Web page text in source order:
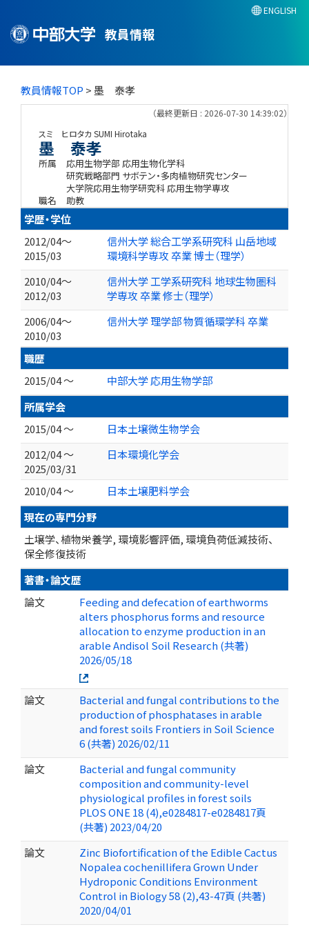
教員情報
ENGLISH
教員情報TOP > 墨 泰孝
（最終更新日 : 2026-07-30 14:39:02）
スミ ヒロタカ SUMI Hirotaka
墨 泰孝
所属
応用生物学部 応用生物化学科
研究戦略部門 サボテン・多肉植物研究センター
大学院応用生物学研究科 応用生物学専攻
職名
助教
学歴・学位
2012/04～
2015/03
信州大学 総合工学系研究科 山岳地域
環境科学専攻 卒業 博士（理学）
2010/04～
2012/03
信州大学 工学系研究科 地球生物圏科
学専攻 卒業 修士（理学）
2006/04～
2010/03
信州大学 理学部 物質循環学科 卒業
職歴
2015/04 ～
中部大学 応用生物学部
所属学会
2015/04 ～
日本土壌微生物学会
2012/04 ～
2025/03/31
日本環境化学会
2010/04 ～
日本土壌肥料学会
現在の専門分野
土壌学、植物栄養学, 環境影響評価, 環境負荷低減技術、
保全修復技術
著書・論文歴
論文
Feeding and defecation of earthworms
alters phosphorus forms and resource
allocation to enzyme production in an
arable Andisol Soil Research (共著)
2026/05/18
論文
Bacterial and fungal contributions to the
production of phosphatases in arable
and forest soils Frontiers in Soil Science
6 (共著) 2026/02/11
論文
Bacterial and fungal community
composition and community-level
physiological profiles in forest soils
PLOS ONE 18 (4),e0284817-e0284817頁
(共著) 2023/04/20
論文
Zinc Biofortification of the Edible Cactus
Nopalea cochenillifera Grown Under
Hydroponic Conditions Environment
Control in Biology 58 (2),43-47頁 (共著)
2020/04/01